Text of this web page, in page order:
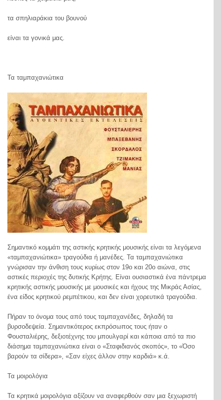
τα σπηλιαράκια του βουνού
είναι τα γονικά μας.
Τα ταμπαχανιώτικα
Σημαντικό κομμάτι της αστικής κρητικής μουσικής είναι τα λεγόμενα
«ταμπαχανιώτικα» τραγούδια ή μανέδες. Τα ταμπαχανιώτικα
γνώρισαν την άνθιση τους κυρίως στον 19ο και 20ο αιώνα, στις
αστικές περιοχές της δυτικής Κρήτης. Είναι ουσιαστικά ένα πάντρεμα
κρητικής αστικής μουσικής με μουσικές και ήχους της Μικράς Ασίας,
ένα είδος κρητικού ρεμπέτικου, και δεν είναι χορευτικά τραγούδια.
Πήραν το όνομα τους από τους ταμπαχανέδες, δηλαδή τα
βυρσοδεψεία. Σημαντικότερος εκπρόσωπος τους ήταν ο
Φουσταλιέρης, δεξιοτέχνης του μπουλγαρί και κάποια από τα πιο
διάσημα ταμπαχανιώτικα είναι ο «Σταφιδιανός σκοπός», το «Όσο
βαρούν τα σίδερα», «Σαν είχες άλλον στην καρδιά» κ.ά.
Τα μοιρολόγια
Τα κρητικά μοιρολόγια αξίζουν να αναφερθούν σαν μια ξεχωριστή